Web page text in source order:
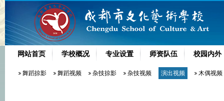
网站首页 学校概况 专业设置 师资队伍 校园内外
舞蹈掠影 舞蹈视频 杂技掠影 杂技视频 演出视频 木偶视频